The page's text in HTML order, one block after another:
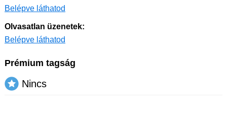
Belépve láthatod
Olvasatlan üzenetek:
Belépve láthatod
Prémium tagság
Nincs